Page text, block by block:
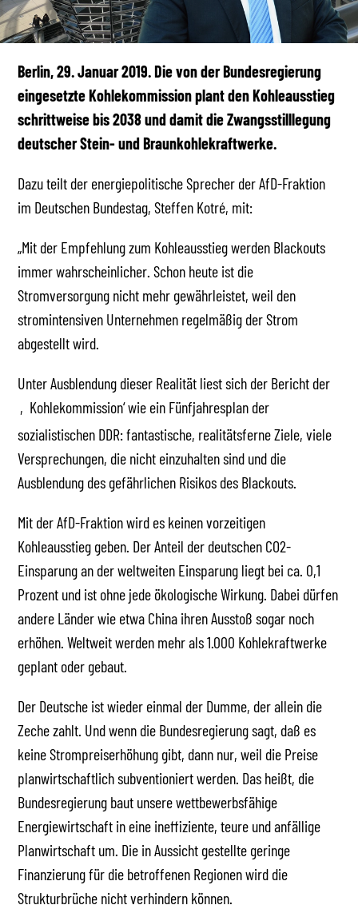
Berlin, 29. Januar 2019. Die von der Bundesregierung
eingesetzte Kohlekommission plant den Kohleausstieg
schrittweise bis 2038 und damit die Zwangsstilllegung
deutscher Stein- und Braunkohlekraftwerke.
Dazu teilt der energiepolitische Sprecher der AfD-Fraktion
im Deutschen Bundestag, Steffen Kotré, mit:
„Mit der Empfehlung zum Kohleausstieg werden Blackouts
immer wahrscheinlicher. Schon heute ist die
Stromversorgung nicht mehr gewährleistet, weil den
stromintensiven Unternehmen regelmäßig der Strom
abgestellt wird.
Unter Ausblendung dieser Realität liest sich der Bericht der
‚Kohlekommission‘ wie ein Fünfjahresplan der
sozialistischen DDR: fantastische, realitätsferne Ziele, viele
Versprechungen, die nicht einzuhalten sind und die
Ausblendung des gefährlichen Risikos des Blackouts.
Mit der AfD-Fraktion wird es keinen vorzeitigen
Kohleausstieg geben. Der Anteil der deutschen CO2-
Einsparung an der weltweiten Einsparung liegt bei ca. 0,1
Prozent und ist ohne jede ökologische Wirkung. Dabei dürfen
andere Länder wie etwa China ihren Ausstoß sogar noch
erhöhen. Weltweit werden mehr als 1.000 Kohlekraftwerke
geplant oder gebaut.
Der Deutsche ist wieder einmal der Dumme, der allein die
Zeche zahlt. Und wenn die Bundesregierung sagt, daß es
keine Strompreiserhöhung gibt, dann nur, weil die Preise
planwirtschaftlich subventioniert werden. Das heißt, die
Bundesregierung baut unsere wettbewerbsfähige
Energiewirtschaft in eine ineffiziente, teure und anfällige
Planwirtschaft um. Die in Aussicht gestellte geringe
Finanzierung für die betroffenen Regionen wird die
Strukturbrüche nicht verhindern können.